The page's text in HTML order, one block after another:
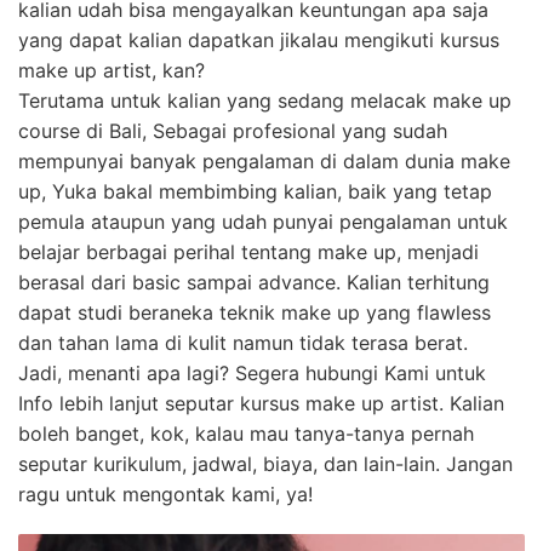
kalian udah bisa mengayalkan keuntungan apa saja
yang dapat kalian dapatkan jikalau mengikuti kursus
make up artist, kan?
Terutama untuk kalian yang sedang melacak make up
course di Bali, Sebagai profesional yang sudah
mempunyai banyak pengalaman di dalam dunia make
up, Yuka bakal membimbing kalian, baik yang tetap
pemula ataupun yang udah punyai pengalaman untuk
belajar berbagai perihal tentang make up, menjadi
berasal dari basic sampai advance. Kalian terhitung
dapat studi beraneka teknik make up yang flawless
dan tahan lama di kulit namun tidak terasa berat.
Jadi, menanti apa lagi? Segera hubungi Kami untuk
Info lebih lanjut seputar kursus make up artist. Kalian
boleh banget, kok, kalau mau tanya-tanya pernah
seputar kurikulum, jadwal, biaya, dan lain-lain. Jangan
ragu untuk mengontak kami, ya!